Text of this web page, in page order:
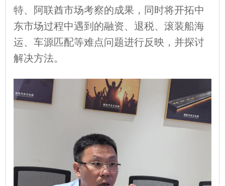
特、阿联酋市场考察的成果，同时将开拓中
东市场过程中遇到的融资、退税、滚装船海
运、车源匹配等难点问题进行反映，并探讨
解决方法。